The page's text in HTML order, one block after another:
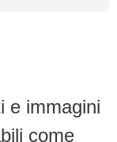
e immagini
come